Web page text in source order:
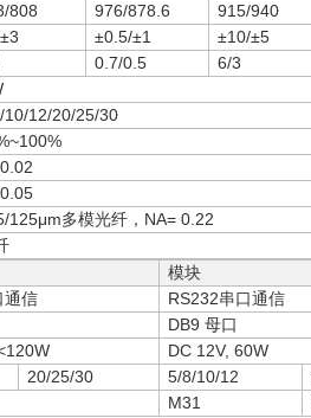
808 976/878.6
915/940
±0.5/±1
±10/±5
0.7/0.5
6/3
10/12/20/25/30
125μm多模光纤，NA= 0.22
模块
通信
RS232串口通信
DB9 母口
DC 12V, 60W
20/25/30 5/8/10/12
M31